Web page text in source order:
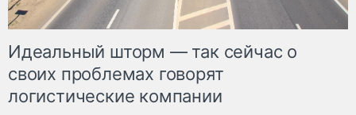
Идеальный шторм — так сейчас о
своих проблемах говорят
логистические компании